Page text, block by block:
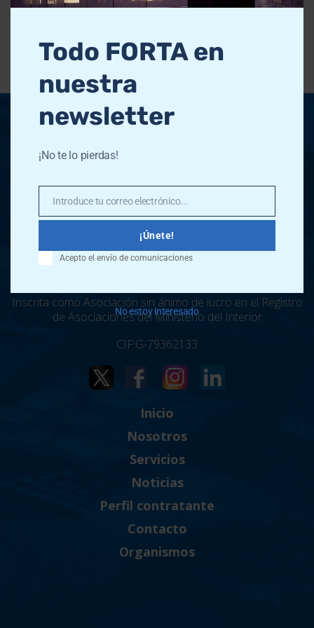
Bocángel, 26 - 28028 - Madrid - España
Inscrita como Asociación sin ánimo de lucro en el Registro
de Asociaciones del Ministerio del Interior
CIF:G-79362133
Inicio
Nosotros
Servicios
Noticias
Perfil contratante
Contacto
Organismos
Todo FORTA en
nuestra
newsletter
¡No te lo pierdas!
Email
Introduce tu correo electrónico...
¡Únete!
Acepto el envío de comunicaciones
No estoy interesado